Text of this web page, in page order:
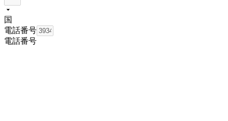
国
電話番号
電話番号